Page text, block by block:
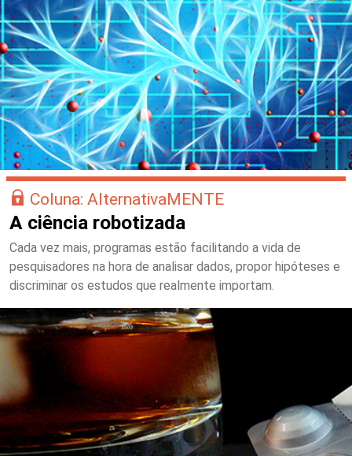
Coluna: AlternativaMENTE
A ciência robotizada
Cada vez mais, programas estão facilitando a vida de
pesquisadores na hora de analisar dados, propor hipóteses e
discriminar os estudos que realmente importam.